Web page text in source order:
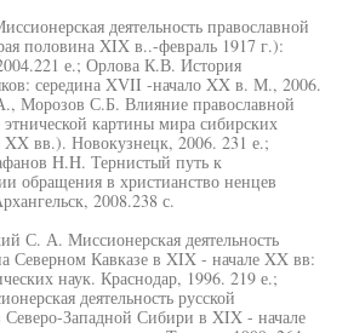
деятельность православной
половина XIX в..-февраль 1917 г.):
е.; Орлова К.В. История
середина XVII -начало XX в. М., 2006.
Морозов С.Б. Влияние православной
картины мира сибирских
вв.). Новокузнецк, 2006. 231 е.;
H.H. Тернистый путь к
обращения в христианство ненцев
2008.238 с.
С. А. Миссионерская деятельность
Северном Кавказе в XIX - начале XX вв:
наук. Краснодар, 1996. 219 е.;
деятельность русской
Северо-Западной Сибири в XIX - начале